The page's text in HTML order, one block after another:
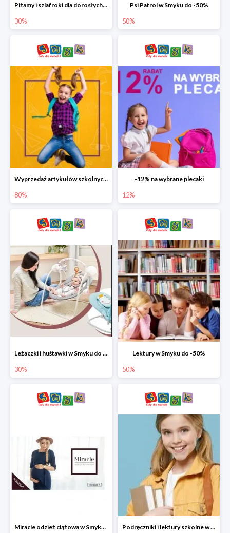
Piżamy i szlafroki dla dorosłych w Smyku do -30%
30%
Psi Patrol w Smyku do -50%
50%
Wyprzedaż artykułów szkolnych w Smyku do -80%
80%
-12% na wybrane plecaki
12%
Leżaczki i huśtawki w Smyku do -30%
30%
Lektury w Smyku do -50%
50%
Miracle odzież ciążowa w Smyku co -30% Podręczniki i lektury szkolne w Smyku do -45%